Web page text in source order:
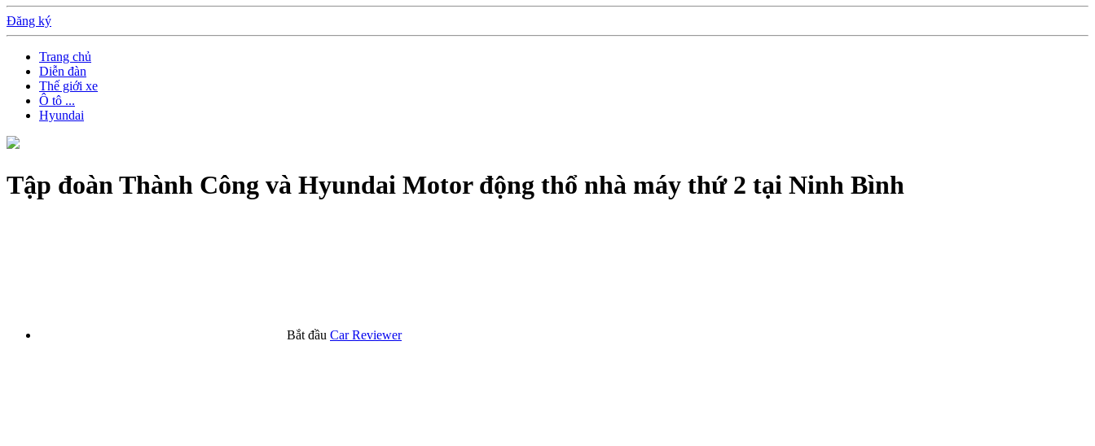
Đăng ký
Trang chủ
Diễn đàn
Thế giới xe
Ô tô ...
Hyundai
Tập đoàn Thành Công và Hyundai Motor động thổ nhà máy thứ 2 tại Ninh Bình
Bắt đầu Car Reviewer